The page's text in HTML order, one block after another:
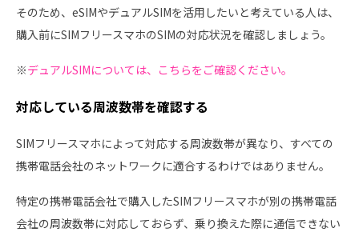
そのため、eSIMやデュアルSIMを活用したいと考えている人は、
購入前にSIMフリースマホのSIMの対応状況を確認しましょう。
※デュアルSIMについては、こちらをご確認ください。
対応している周波数帯を確認する
SIMフリースマホによって対応する周波数帯が異なり、すべての
携帯電話会社のネットワークに適合するわけではありません。
特定の携帯電話会社で購入したSIMフリースマホが別の携帯電話
会社の周波数帯に対応しておらず、乗り換えた際に通信できない